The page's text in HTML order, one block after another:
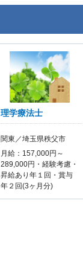
理学療法士
関東／埼玉県秩父市
月給：157,000円～
289,000円・経験考慮・
昇給あり年１回・賞与
年２回(3ヶ月分)